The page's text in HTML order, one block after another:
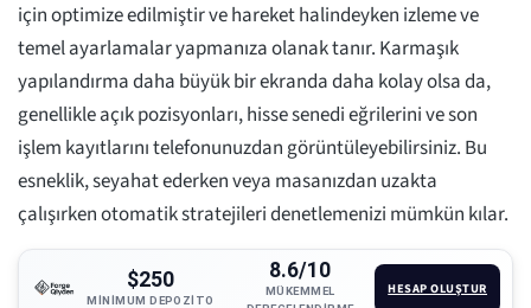
için optimize edilmiştir ve hareket halindeyken izleme ve
temel ayarlamalar yapmanıza olanak tanır. Karmaşık
yapılandırma daha büyük bir ekranda daha kolay olsa da,
genellikle açık pozisyonları, hisse senedi eğrilerini ve son
işlem kayıtlarını telefonunuzdan görüntüleyebilirsiniz. Bu
esneklik, seyahat ederken veya masanızdan uzakta
çalışırken otomatik stratejileri denetlemenizi mümkün kılar.
$250
MINIMUM DEPOZITO
8.6/10
MÜKEMMEL
HESAP OLUŞTUR